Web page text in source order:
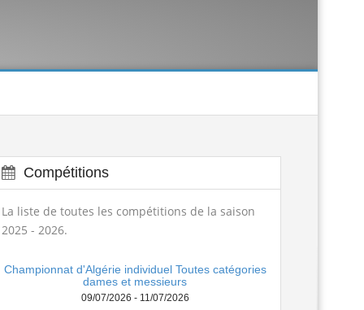
إعلانعن فتح تسجيلات لتكوينLire la suite
الجمعية العامة العادية لسنة 2025Lire la suite
des arbitres 2025-2026
تسديد حقوق الإنخراط البطولة الوطنية... Lire la suite
Compétitions
La liste de toutes les compétitions de la saison
2025 - 2026.
Championnat d'Algérie individuel Toutes catégories
dames et messieurs
09/07/2026 - 11/07/2026